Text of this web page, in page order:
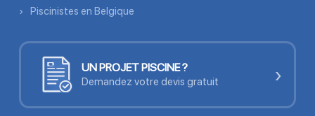
Piscinistes en Belgique
UN PROJET PISCINE ?
Demandez votre devis gratuit ›